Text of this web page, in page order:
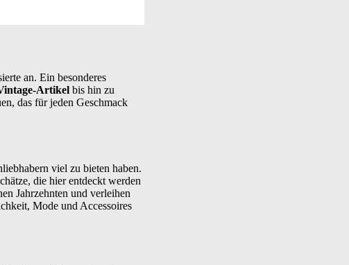
an. Ein besonderes
Artikel bis hin zu
das für jeden Geschmack
viel zu bieten haben.
die hier entdeckt werden
Jahrzehnten und verleihen
Mode und Accessoires